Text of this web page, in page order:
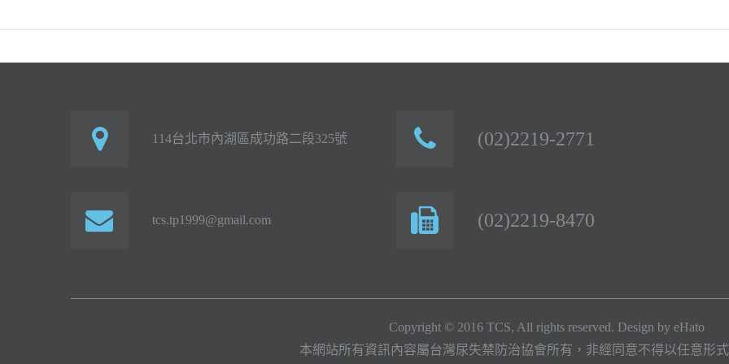
114台北市內湖區成功路二段325號
tcs.tp1999@gmail.com
(02)2219-2771
(02)2219-8470
Copyright © 2016 TCS, All rights reserved. Design by eHato
本網站所有資訊內容屬台灣尿失禁防治協會所有，非經同意不得以任意形